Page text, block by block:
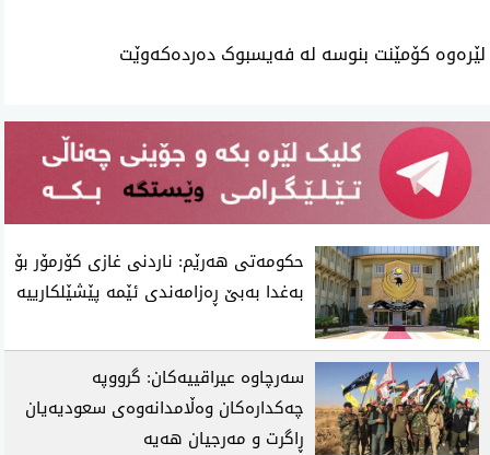
لێرەوە کۆمێنت بنوسە لە فەیسبوک دەردەکەوێت
حکومەتی هەرێم: ناردنی غازی کۆرمۆر بۆ
بەغدا بەبێ ڕەزامەندی ئێمە پێشێلکارییە
سەرچاوە عیراقییەکان: گرووپە
چەکدارەکان وەڵامدانەوەی سعودیەیان
ڕاگرت و مەرجیان هەیە